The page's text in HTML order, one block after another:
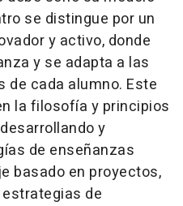
se distingue por un
y activo, donde
y se adapta a las
cada alumno. Este
la filosofía y principios
y
de enseñanzas
basado en proyectos,
de